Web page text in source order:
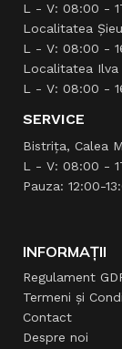
L - V: 08:00 -
Localitatea
L - V: 08:00 -
Localitatea Ilva
L - V: 08:00 -
SERVICE
Bistrița, Calea
L - V: 08:00 -
Pauza: 12:00-
INFORMAȚII
Regulament
Termeni și
Contact
Despre noi